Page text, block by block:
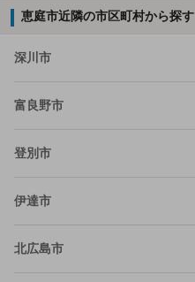
恵庭市近隣の市区町村から探す
深川市
富良野市
登別市
伊達市
北広島市